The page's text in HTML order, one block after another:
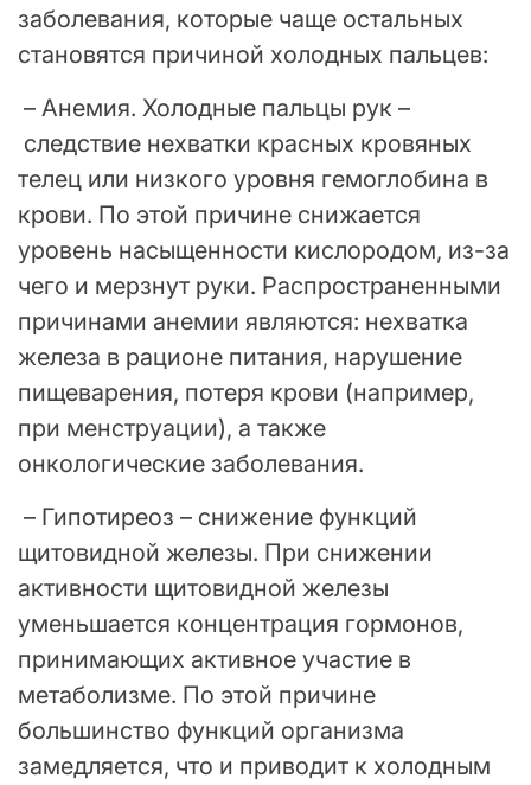
заболевания, которые чаще остальных
становятся причиной холодных пальцев:
– Анемия. Холодные пальцы рук –
следствие нехватки красных кровяных
телец или низкого уровня гемоглобина в
крови. По этой причине снижается
уровень насыщенности кислородом, из-за
чего и мерзнут руки. Распространенными
причинами анемии являются: нехватка
железа в рационе питания, нарушение
пищеварения, потеря крови (например,
при менструации), а также
онкологические заболевания.
– Гипотиреоз – снижение функций
щитовидной железы. При снижении
активности щитовидной железы
уменьшается концентрация гормонов,
принимающих активное участие в
метаболизме. По этой причине
большинство функций организма
замедляется, что и приводит к холодным